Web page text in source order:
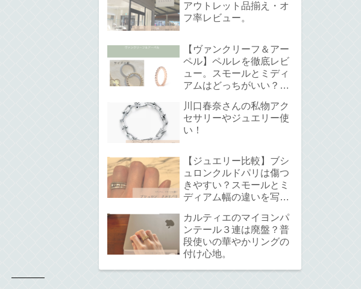
アウトレット品揃え・オ
フ率レビュー。
【ヴァンクリーフ＆アー
ペル】ペルレを徹底レビ
ュー。スモールとミディ
アムはどっちがいい？サ
て。
川口春奈さんの私物アク
セサリーやジュエリー使
い！
【ジュエリー比較】ブシ
ュロンクルドパリは傷つ
きやすい？スモールとミ
ディアム幅の違いを写真
カルティエのマイヨンパ
ンテール３連は廃盤？普
段使いの華やかリングの
付け心地。